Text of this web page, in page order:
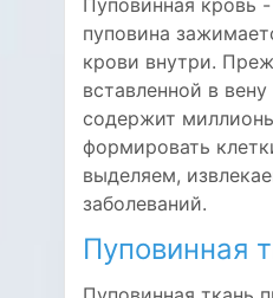
Пуповинная кровь
пуповина
крови внутри.
вставленной в
содержит
формировать
выделяем,
заболеваний.
Пуповинная